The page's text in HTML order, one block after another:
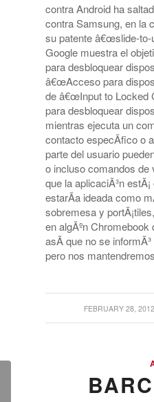
contra Android ha
contra Samsung, en la
su patente â€œslide-to-
Google muestra el
para desbloquear
â€œAcceso para
de â€œInput to Locked
para desbloquear
mientras ejecuta un
contacto especÃ­fico o
parte del usuario
o incluso comandos de
que la aplicaciÃ³n
estarÃ­a ideada como
sobremesa y
en algÃºn Chromebook
asÃ­ que no se
pero nos
FEBRUARY 28, 2012
/